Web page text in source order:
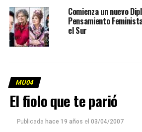
Comienza un nuevo
Pensamiento
el Sur
MU04
El fiolo que te parió
Publicada hace 19 años el 03/04/2007